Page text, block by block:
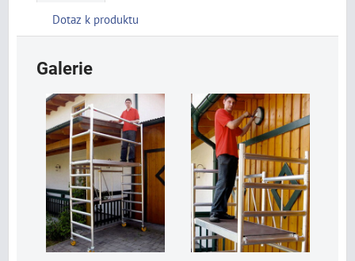
Dotaz k produktu
Galerie